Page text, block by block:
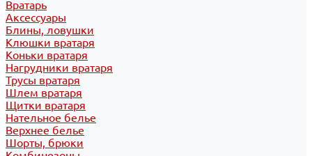
Вратарь
Аксессуары
Блины, ловушки
Клюшки вратаря
Коньки вратаря
Нагрудники вратаря
Трусы вратаря
Шлем вратаря
Щитки вратаря
Нательное белье
Верхнее белье
Шорты, брюки